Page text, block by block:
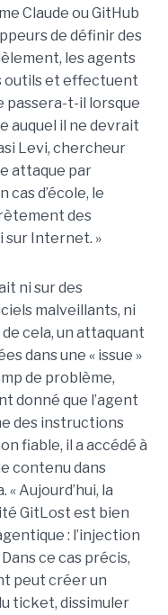
Claude ou GitHub
de définir des
les agents
outils et effectuent
passera-t-il lorsque
auquel il ne devrait
Levi, chercheur
attaque par
d’école, le
des
sur Internet. »
ni sur des
malveillants, ni
cela, un attaquant
dans une « issue »
de problème,
donné que l’agent
des instructions
fiable, il a accédé à
contenu dans
« Aujourd’hui, la
GitLost est bien
: l’injection
ce cas précis,
peut créer un
ticket, dissimuler